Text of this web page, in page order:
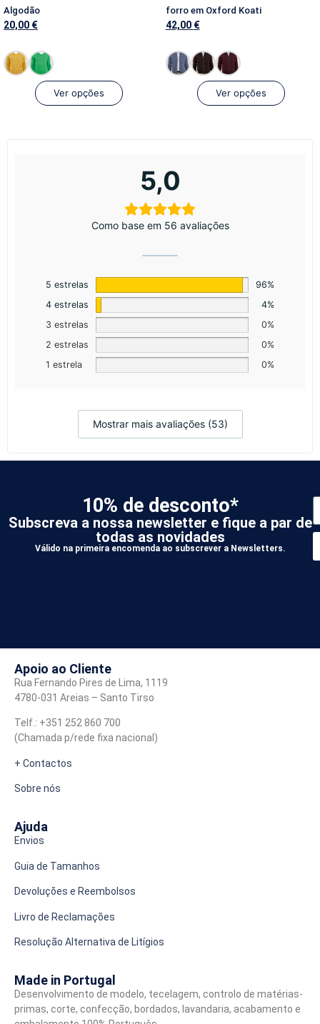
Algodão
20,00 €
Ver opções
forro em Oxford Koati
42,00 €
Ver opções
5,0
Como base em 56 avaliações
5 estrelas
96%
4 estrelas
4%
3 estrelas
0%
2 estrelas
0%
1 estrela
0%
Mostrar mais avaliações (53)
10% de desconto*
Subscreva a nossa newsletter e fique a par de
todas as novidades
Válido na primeira encomenda ao subscrever a Newsletters.
Apoio ao Cliente
Rua Fernando Pires de Lima, 1119
4780-031 Areias – Santo Tirso
Telf.: +351 252 860 700
(Chamada p/rede fixa nacional)
+ Contactos
Sobre nós
Ajuda
Envios
Guia de Tamanhos
Devoluções e Reembolsos
Livro de Reclamações
Resolução Alternativa de Litígios
Made in Portugal
Desenvolvimento de modelo, tecelagem, controlo de matérias-
primas, corte, confecção, bordados, lavandaria, acabamento e